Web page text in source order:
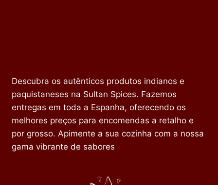
Descubra os autênticos produtos indianos e
paquistaneses na Sultan Spices. Fazemos
entregas em toda a Espanha, oferecendo os
melhores preços para encomendas a retalho e
por grosso. Apimente a sua cozinha com a nossa
gama vibrante de sabores